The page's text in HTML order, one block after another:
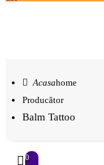
home
Producător
Balm Tattoo
0